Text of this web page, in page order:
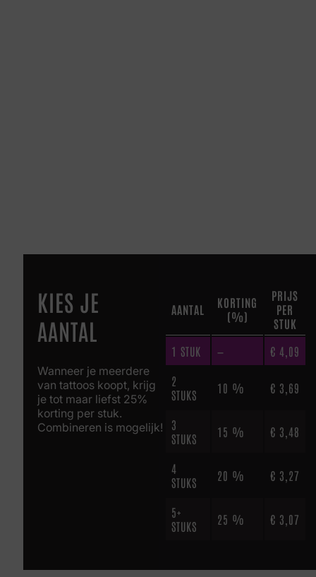
KIES JE
AANTAL
Wanneer je meerdere
van tattoos koopt, krijg
je tot maar liefst 25%
korting per stuk.
Combineren is mogelijk!
AANTAL
KORTING
(%)
PRIJS
PER
STUK
1 STUK — € 4,09
2
STUKS
10 % € 3,69
3
STUKS
15 % € 3,48
4
STUKS
20 % € 3,27
5+
STUKS
25 % € 3,07